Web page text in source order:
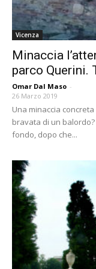
Vicenza
Minaccia
parco Querini.
Omar Dal Maso -
26 Marzo 2019
Una minaccia
bravata di un
fondo, dopo che...